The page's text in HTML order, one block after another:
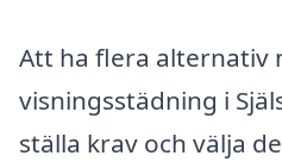
Att ha flera alternativ
visningsstädning i
ställa krav och välja